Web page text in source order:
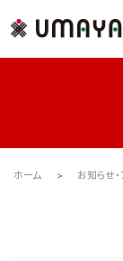
ホーム お知らせ